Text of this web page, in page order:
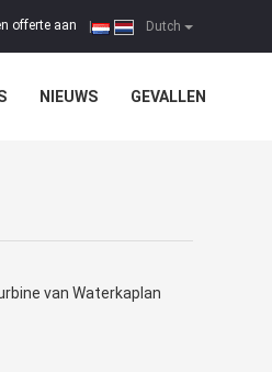
Dutch
offerte aan
NIEUWS GEVALLEN
van Waterkaplan